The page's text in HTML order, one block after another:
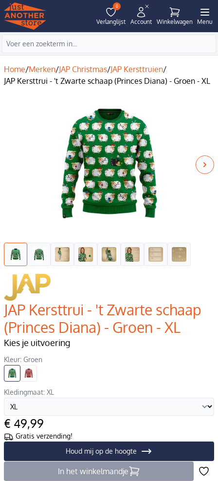
0
Verlanglijst Account Winkelwagen Menu
Home/Merken/JAP Christmas/JAP Kersttruien/
JAP Kersttrui - 't Zwarte schaap (Princes Diana) - Groen - XL
JAP Kersttrui - 't Zwarte schaap
(Princes Diana) - Groen - XL
Kies je uitvoering
Kleur: Groen
Kledingmaat: XL
€ 49,99
Gratis verzending!
Houd mij op de hoogte
In het winkelmandje